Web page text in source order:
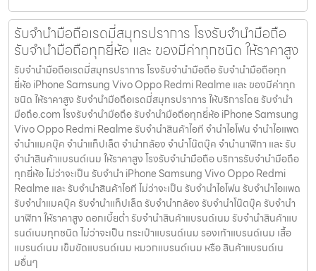
รับจำนำมือถือเรดมี่สมุทรปราการ โรงรับจำนำมือถือ
รับจำนำมือถือทุกยี่ห้อ และ ของมีค่าทุกชนิด ให้ราคาสูง
รับจำนำมือถือเรดมี่สมุทรปราการ โรงรับจำนำมือถือ รับจำนำมือถือทุก
ยี่ห้อ iPhone Samsung Vivo Oppo Redmi Realme และ ของมีค่าทุก
ชนิด ให้ราคาสูง รับจำนำมือถือเรดมี่สมุทรปราการ ให้บริการโดย รับจํานํา
มือถือ.com โรงรับจำนำมือถือ รับจำนำมือถือทุกยี่ห้อ iPhone Samsung
Vivo Oppo Redmi Realme รับจำนำสินค้าไอที จำนำไอโฟน จำนำไอแพด
จำนำแมคบุ๊ค จำนำแท็ปเล็ต จำนำกล้อง จำนำโน๊ตบุ๊ค จำนำนาฬิกา และ รับ
จำนำสินค้าแบรนด์เนม ให้ราคาสูง โรงรับจำนำมือถือ บริการรับจำนำมือถือ
ทุกยี่ห้อ ไม่ว่าจะเป็น รับจำนำ iPhone Samsung Vivo Oppo Redmi
Realme และ รับจำนำสินค้าไอที ไม่ว่าจะเป็น รับจำนำไอโฟน รับจำนำไอแพด
รับจำนำแมคบุ๊ค รับจำนำแท็ปเล็ต รับจำนำกล้อง รับจำนำโน๊ตบุ๊ค รับจำนำ
นาฬิกา ให้ราคาสูง ดอกเบี้ยต่ำ รับจำนำสินค้าแบรนด์เนม รับจำนำสินค้าแบ
รนด์เนมทุกชนิด ไม่ว่าจะเป็น กระเป๋าแบรนด์เนม รองเท้าแบรนด์เนม เสื้อ
แบรนด์เนม เข็มขัดแบรนด์เนม หมวกแบรนด์เนม หรือ สินค้าแบรนด์เน
มอื่นๆ